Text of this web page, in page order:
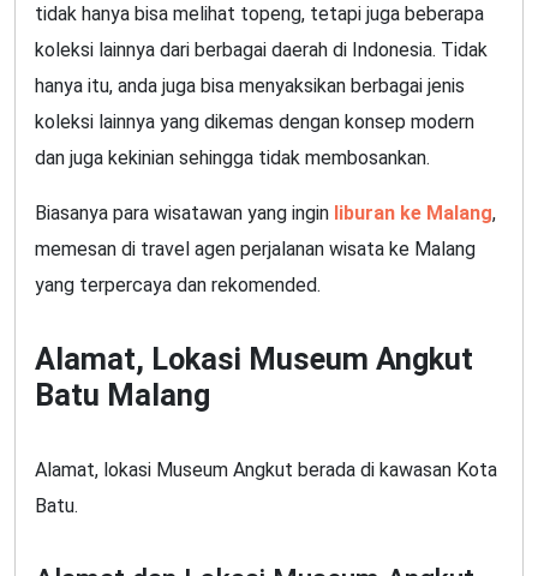
tidak hanya bisa melihat topeng, tetapi juga beberapa
koleksi lainnya dari berbagai daerah di Indonesia. Tidak
hanya itu, anda juga bisa menyaksikan berbagai jenis
koleksi lainnya yang dikemas dengan konsep modern
dan juga kekinian sehingga tidak membosankan.
Biasanya para wisatawan yang ingin liburan ke Malang,
memesan di travel agen perjalanan wisata ke Malang
yang terpercaya dan rekomended.
Alamat, Lokasi Museum Angkut
Batu Malang
Alamat, lokasi Museum Angkut berada di kawasan Kota
Batu.